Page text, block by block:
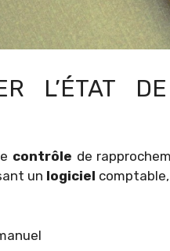
L’ÉTAT
contrôle de
un logiciel